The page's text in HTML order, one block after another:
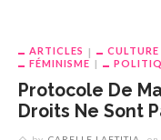
ARTICLES CULTURE
FÉMINISME
Protocole De
Droits Ne Sont